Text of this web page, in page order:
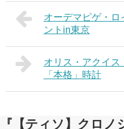
オーデマピゲ・
ントin東京
オリス・アクイ
「本格」時計
『【ティソ】クロ